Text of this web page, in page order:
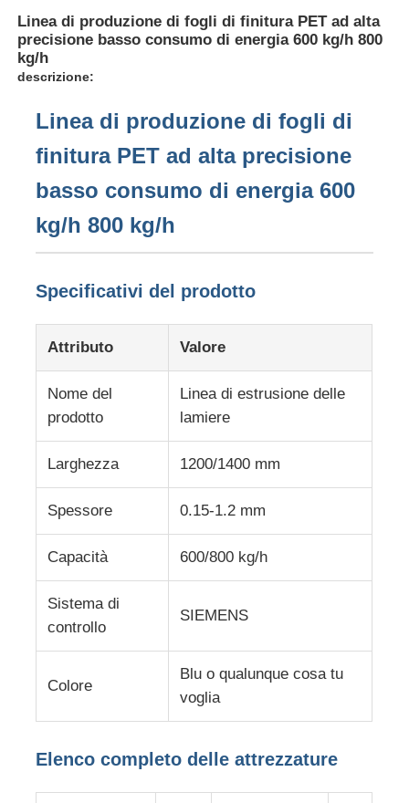
Chi Siamo
Visita alla fabbrica
Controllo della qualità
Contattaci
Notizie
Casi
linea dell'estrusione dello strato dell'animale domestico
Linea di produzione di fogli di finitura PET ad alta
precisione basso consumo di energia 600 kg/h 800
kg/h
descrizione:
Linea di produzione di fogli di
finitura PET ad alta precisione
basso consumo di energia 600
kg/h 800 kg/h
Specificativi del prodotto
Attributo Valore
Nome del
prodotto
Linea di estrusione delle
lamiere
Larghezza 1200/1400 mm
Spessore 0.15-1.2 mm
Capacità 600/800 kg/h
Sistema di
controllo
SIEMENS
Colore
Blu o qualunque cosa tu
voglia
Elenco completo delle attrezzature